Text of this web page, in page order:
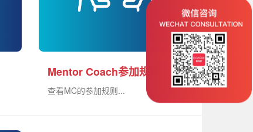
Mentor Coach参加规则
查看MC的参加规则...